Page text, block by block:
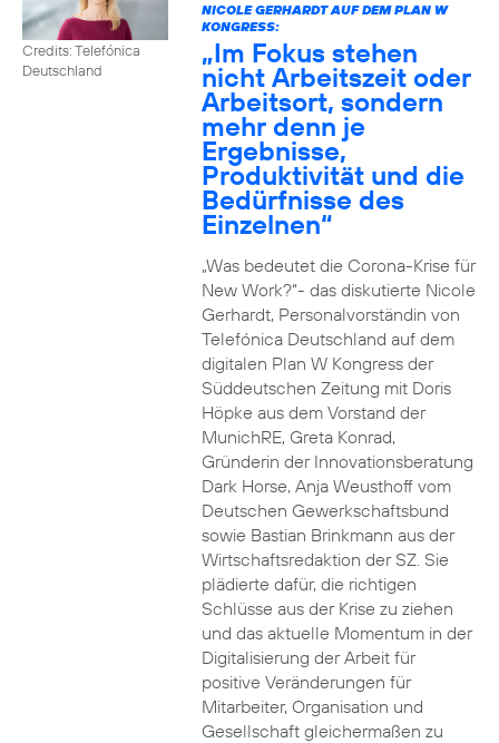
Credits: Telefónica
Deutschland
NICOLE GERHARDT AUF DEM PLAN W
KONGRESS:
„Im Fokus stehen
nicht Arbeitszeit oder
Arbeitsort, sondern
mehr denn je
Ergebnisse,
Produktivität und die
Bedürfnisse des
Einzelnen“
„Was bedeutet die Corona-Krise für
New Work?“- das diskutierte Nicole
Gerhardt, Personalvorständin von
Telefónica Deutschland auf dem
digitalen Plan W Kongress der
Süddeutschen Zeitung mit Doris
Höpke aus dem Vorstand der
MunichRE, Greta Konrad,
Gründerin der Innovationsberatung
Dark Horse, Anja Weusthoff vom
Deutschen Gewerkschaftsbund
sowie Bastian Brinkmann aus der
Wirtschaftsredaktion der SZ. Sie
plädierte dafür, die richtigen
Schlüsse aus der Krise zu ziehen
und das aktuelle Momentum in der
Digitalisierung der Arbeit für
positive Veränderungen für
Mitarbeiter, Organisation und
Gesellschaft gleichermaßen zu